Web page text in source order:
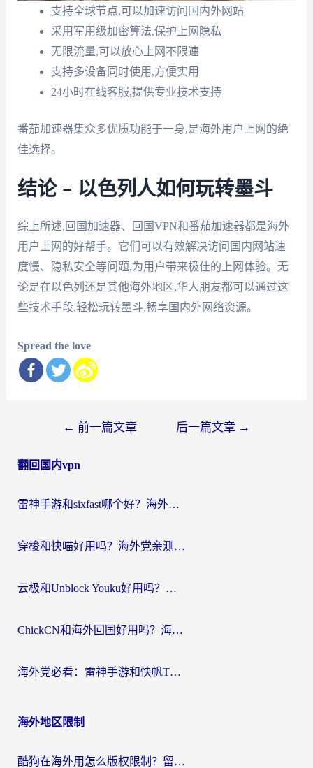
支持全球节点,可以加速访问国内外网站
采用军用级加密算法,保护上网隐私
无限流量,可以放心上网不限速
支持多设备同时使用,方便实用
24小时在线客服,提供专业技术支持
番茄加速器集众多优质功能于一身,是海外用户上网的绝
佳选择。
结论 – 以色列人如何玩转墨斗
综上所述,回国加速器、回国VPN和番茄加速器都是海外
用户上网的好帮手。它们可以有效解决访问国内网站速
度慢、隐私安全等问题,为用户带来极佳的上网体验。无
论是在以色列还是其他海外地区,华人朋友都可以通过这
些技术手段,轻松玩转墨斗,畅享国内外网络资源。
Spread the love
导
← 前一篇文章 后一篇文章 →
翻回国内vpn
雷神手游和sixfast哪个好？海外党亲测3款回国加速器，教你选对不踩坑
穿梭和快喵好用吗？海外党亲测：小众加速器对比+番茄加速器深度体验
云极和Unblock Youku好用吗？海外党亲测+2026回国加速器避坑指南
ChickCN和海外回国好用吗？海外党2026亲测：从手游到影音，选对加速器的3个关键
海外党必看：雷神手游和快帆TV版好用吗？3步选对回国加速器不踩坑
海外地区限制
酷狗在海外用怎么版权限制？留学生亲测：3步解决听国内音乐难题